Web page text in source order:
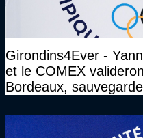
Girondins4Ever -
et le COMEX
Bordeaux,